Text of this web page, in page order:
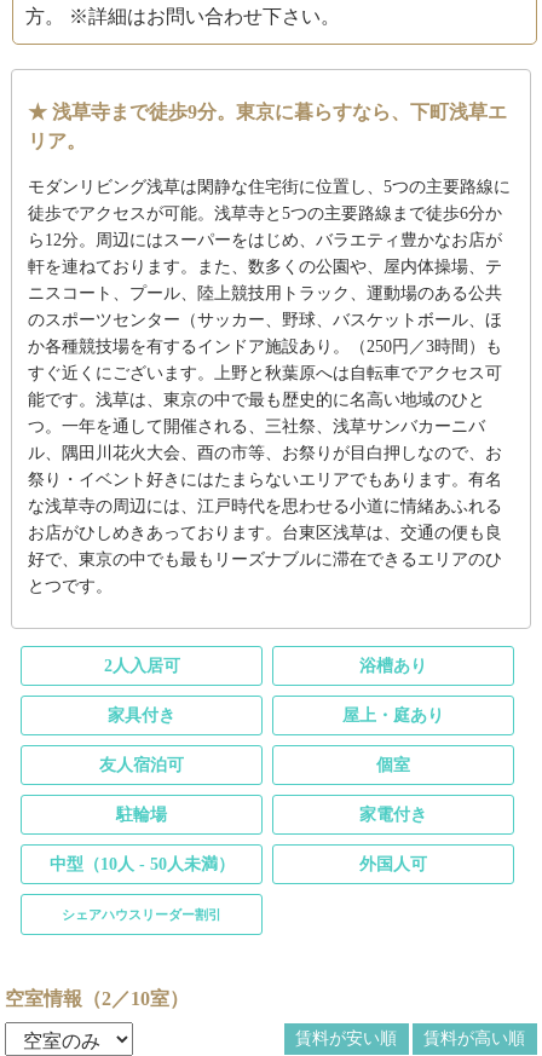
方。 ※詳細はお問い合わせ下さい。
★ 浅草寺まで徒歩9分。東京に暮らすなら、下町浅草エ
リア。
モダンリビング浅草は閑静な住宅街に位置し、5つの主要路線に
徒歩でアクセスが可能。浅草寺と5つの主要路線まで徒歩6分か
ら12分。周辺にはスーパーをはじめ、バラエティ豊かなお店が
軒を連ねております。また、数多くの公園や、屋内体操場、テ
ニスコート、プール、陸上競技用トラック、運動場のある公共
のスポーツセンター（サッカー、野球、バスケットボール、ほ
か各種競技場を有するインドア施設あり。（250円／3時間）も
すぐ近くにございます。上野と秋葉原へは自転車でアクセス可
能です。浅草は、東京の中で最も歴史的に名高い地域のひと
つ。一年を通して開催される、三社祭、浅草サンバカーニバ
ル、隅田川花火大会、酉の市等、お祭りが目白押しなので、お
祭り・イベント好きにはたまらないエリアでもあります。有名
な浅草寺の周辺には、江戸時代を思わせる小道に情緒あふれる
お店がひしめきあっております。台東区浅草は、交通の便も良
好で、東京の中でも最もリーズナブルに滞在できるエリアのひ
とつです。
2人入居可 浴槽あり
家具付き 屋上・庭あり
友人宿泊可 個室
駐輪場 家電付き
中型（10人 - 50人未満） 外国人可
シェアハウスリーダー割引
空室情報（2／10室）
賃料が安い順 賃料が高い順